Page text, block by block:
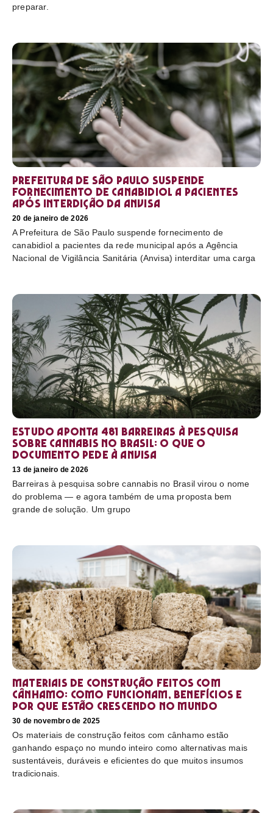
preparar.
Prefeitura de São Paulo suspende
fornecimento de canabidiol a pacientes
após interdição da Anvisa
20 de janeiro de 2026
A Prefeitura de São Paulo suspende fornecimento de
canabidiol a pacientes da rede municipal após a Agência
Nacional de Vigilância Sanitária (Anvisa) interditar uma carga
Estudo aponta 481 barreiras à pesquisa
sobre cannabis no Brasil: o que o
documento pede à Anvisa
13 de janeiro de 2026
Barreiras à pesquisa sobre cannabis no Brasil virou o nome
do problema — e agora também de uma proposta bem
grande de solução. Um grupo
Materiais de construção feitos com
cânhamo: como funcionam, benefícios e
por que estão crescendo no mundo
30 de novembro de 2025
Os materiais de construção feitos com cânhamo estão
ganhando espaço no mundo inteiro como alternativas mais
sustentáveis, duráveis e eficientes do que muitos insumos
tradicionais.